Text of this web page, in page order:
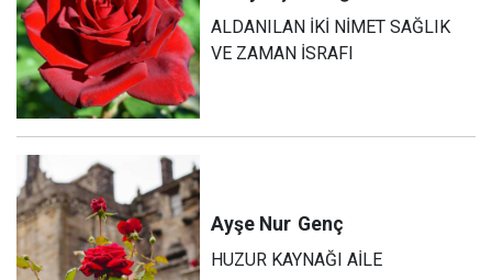
ALDANILAN İKİ NİMET SAĞLIK
VE ZAMAN İSRAFI
Ayşe Nur Genç
HUZUR KAYNAĞI AİLE